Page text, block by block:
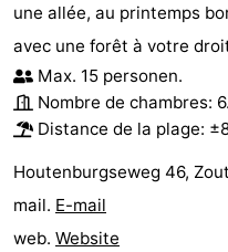
Nature
de
Mantelingen
-
Domburg
-
Westkapelle
-
Nature
Walcherse
-
Dishoek
-
une allée, au printemps
avec une forêt à votre
Max. 15 personen.
Nombre de chambres: 6.
Distance de la plage:
Houtenburgseweg 46,
mail. E-mail
web. Website